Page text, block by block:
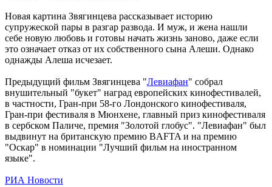
Новая картина Звягинцева рассказывает историю
супружеской пары в разгар развода. И муж, и жена нашли
себе новую любовь и готовы начать жизнь заново, даже если
это означает отказ от их собственного сына Алеши. Однако
однажды Алеша исчезает.
Предыдущий фильм Звягинцева "Левиафан" собрал
внушительный "букет" наград европейских кинофестивалей,
в частности, Гран-при 58-го Лондонского кинофестиваля,
Гран-при фестиваля в Мюнхене, главный приз кинофестиваля
в сербском Паличе, премия "Золотой глобус". "Левиафан" был
выдвинут на британскую премию BAFTA и на премию
"Оскар" в номинации "Лучший фильм на иностранном
языке".
РИА Новости